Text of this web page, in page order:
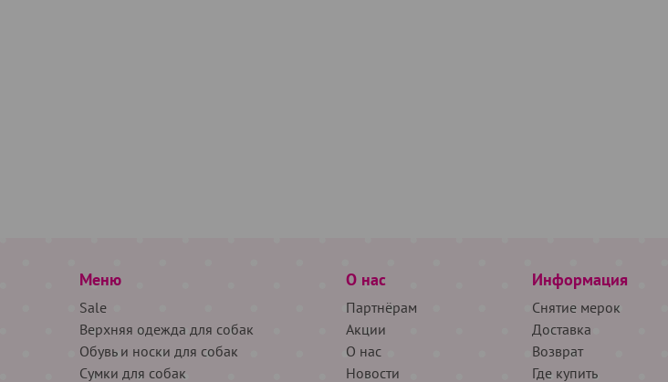
Меню
Sale
Верхняя одежда для собак
Обувь и носки для собак
Сумки для собак
О нас
Партнёрам
Акции
О нас
Новости
Информация
Снятие мерок
Доставка
Возврат
Где купить